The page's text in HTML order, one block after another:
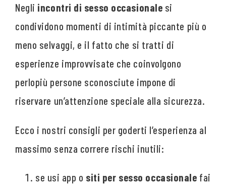
Negli incontri di sesso occasionale si
condividono momenti di intimità piccante più o
meno selvaggi, e il fatto che si tratti di
esperienze improvvisate che coinvolgono
perlopiù persone sconosciute impone di
riservare un’attenzione speciale alla sicurezza.
Ecco i nostri consigli per goderti l’esperienza al
massimo senza correre rischi inutili:
se usi app o siti per sesso occasionale fai